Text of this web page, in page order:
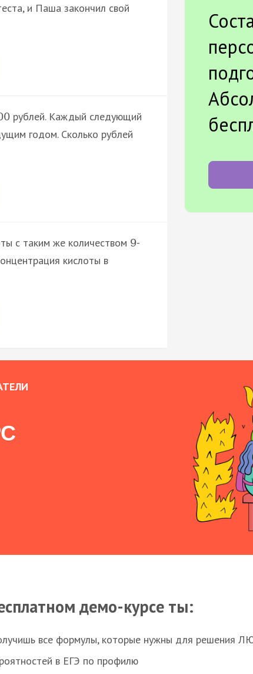
и Паша закончил свой
рублей. Каждый следующий
годом. Сколько рублей
с таким же количеством 9-
кислоты в
демо-курсе ты:
все формулы, которые нужны для решения
в ЕГЭ по профилю